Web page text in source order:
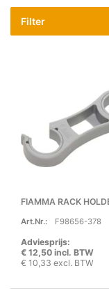
Filter
FIAMMA RACK
Art.Nr.: F98656-378
Adviesprijs:
€ 12,50 incl. BTW
€ 10,33 excl. BTW